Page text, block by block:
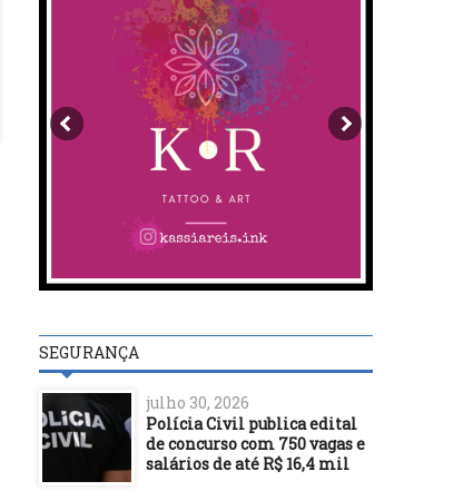
SEGURANÇA
julho 30, 2026
Polícia Civil publica edital
de concurso com 750 vagas e
salários de até R$ 16,4 mil